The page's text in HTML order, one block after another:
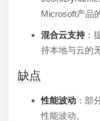
Microsoft产品
混合云支持：
持本地与云的
缺点
性能波动 ：部
性能波动。